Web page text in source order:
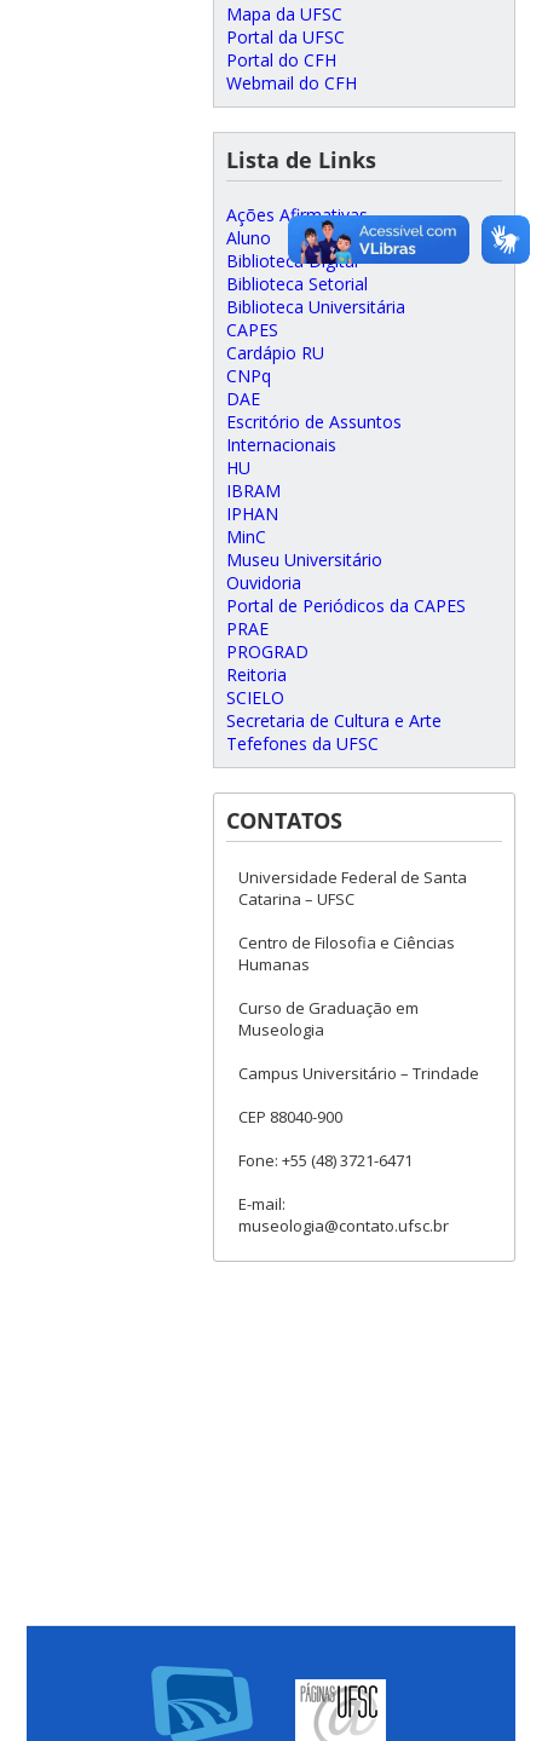
Mapa da UFSC
Portal da UFSC
Portal do CFH
Webmail do CFH
Lista de Links
Ações Afirmativas
Aluno
Biblioteca Digital
Biblioteca Setorial
Biblioteca Universitária
CAPES
Cardápio RU
CNPq
DAE
Escritório de Assuntos
Internacionais
HU
IBRAM
IPHAN
MinC
Museu Universitário
Ouvidoria
Portal de Periódicos da CAPES
PRAE
PROGRAD
Reitoria
SCIELO
Secretaria de Cultura e Arte
Tefefones da UFSC
CONTATOS
Universidade Federal de Santa
Catarina – UFSC
Centro de Filosofia e Ciências
Humanas
Curso de Graduação em
Museologia
Campus Universitário – Trindade
CEP 88040-900
Fone: +55 (48) 3721-6471
E-mail:
museologia@contato.ufsc.br